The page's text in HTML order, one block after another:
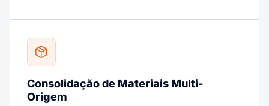
Consolidação de Materiais Multi-
Origem